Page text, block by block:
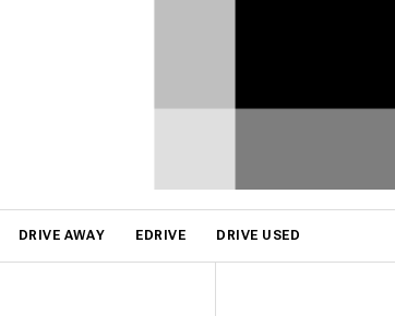
DRIVE AWAY EDRIVE DRIVE USED